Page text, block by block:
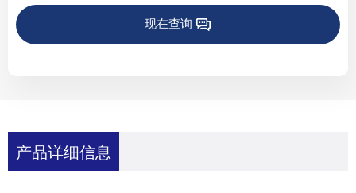
现在查询
产品详细信息